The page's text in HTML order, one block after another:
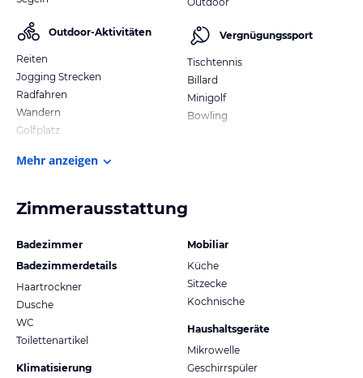
Outdoor-Aktivitäten
Reiten
Jogging Strecken
Radfahren
Wandern
Golfplatz
Vergnügungssport
Tischtennis
Billard
Minigolf
Bowling
Mehr anzeigen
Zimmerausstattung
Badezimmer
Badezimmerdetails
Haartrockner
Dusche
WC
Toilettenartikel
Klimatisierung
Mobiliar
Küche
Sitzecke
Kochnische
Haushaltsgeräte
Mikrowelle
Geschirrspüler